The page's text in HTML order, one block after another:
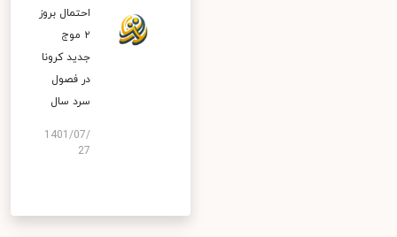
احتمال بروز
۲ موج
جدید کرونا
در فصول
سرد سال
1401/07/
27